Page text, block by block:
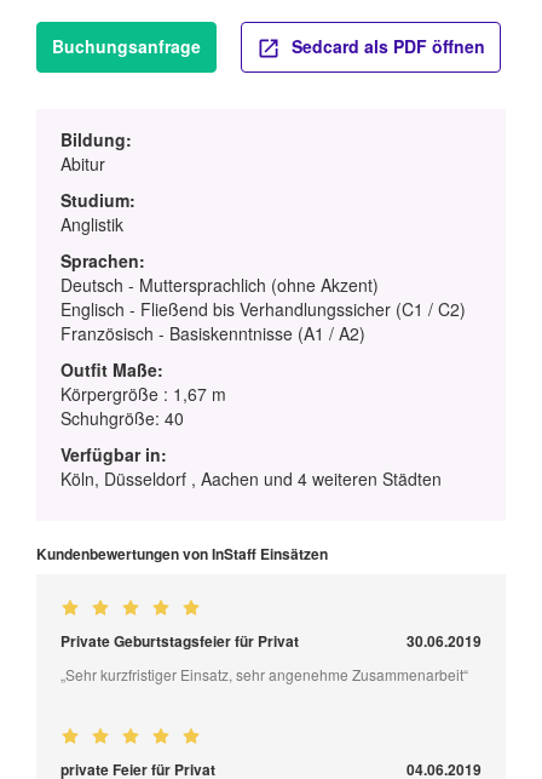
Buchungsanfrage Sedcard als PDF öffnen
Bildung:
Abitur
Studium:
Anglistik
Sprachen:
Deutsch - Muttersprachlich (ohne Akzent)
Englisch - Fließend bis Verhandlungssicher (C1 / C2)
Französisch - Basiskenntnisse (A1 / A2)
Outfit Maße:
Körpergröße : 1,67 m
Schuhgröße: 40
Verfügbar in:
Köln, Düsseldorf , Aachen und 4 weiteren Städten
Kundenbewertungen von InStaff Einsätzen
Private Geburtstagsfeier für Privat 30.06.2019
„Sehr kurzfristiger Einsatz, sehr angenehme Zusammenarbeit“
private Feier für Privat 04.06.2019